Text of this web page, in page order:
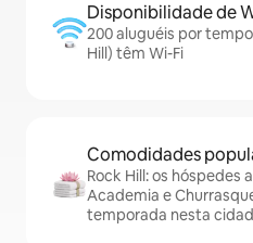
Disponibilidade de
200 aluguéis por
Hill) têm Wi-Fi
Comodidades
Rock Hill: os hóspedes
Academia e
temporada nesta